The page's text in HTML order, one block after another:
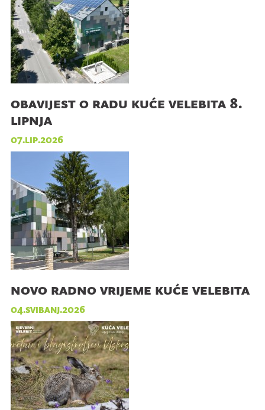
obavijest o radu kuće velebita 8.
lipnja
07.lip.2026
novo radno vrijeme kuće velebita
04.svibanj.2026